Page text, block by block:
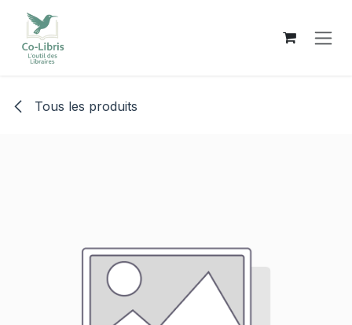
Se rendre au contenu
Tous les produits